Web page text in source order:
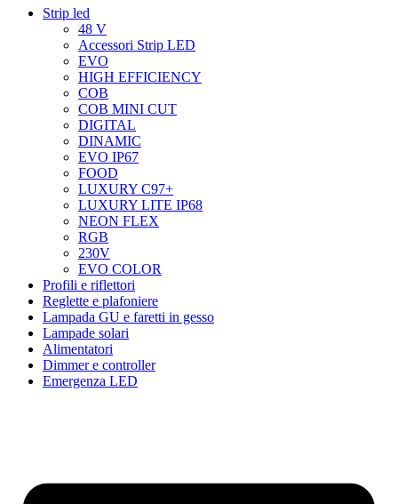
Strip led
48 V
Accessori Strip LED
EVO
HIGH EFFICIENCY
COB
COB MINI CUT
DIGITAL
DINAMIC
EVO IP67
FOOD
LUXURY C97+
LUXURY LITE IP68
NEON FLEX
RGB
230V
EVO COLOR
Profili e riflettori
Reglette e plafoniere
Lampada GU e faretti in gesso
Lampade solari
Alimentatori
Dimmer e controller
Emergenza LED